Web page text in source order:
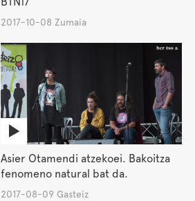
2017-10-08 Zumaia
Asier Otamendi atzekoei. Bakoitza
fenomeno natural bat da.
2017-08-09 Gasteiz